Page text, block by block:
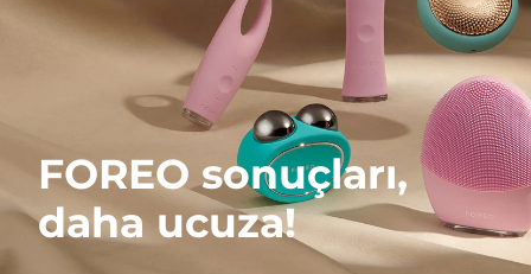
FOREO sonuçları,
daha ucuza!
Giriş
Kullanici profi̇li̇
Cihazlarım
Siparişlerim
Adresim
YENİ
FAQ™ Pure Beauty-Tech Elixir
BREAKING NEWS
Dil Seçimi
Deutsch
Español
Français
Italiano
Português
Polski
Svenska
Русский
繁體中文